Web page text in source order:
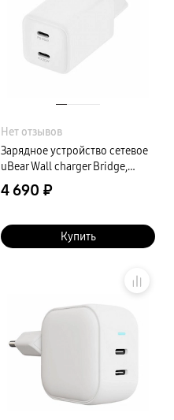
Нет отзывов
Зарядное устройство сетевое
uBear Wall charger Bridge,
65Вт, белый
4 690 ₽
Купить